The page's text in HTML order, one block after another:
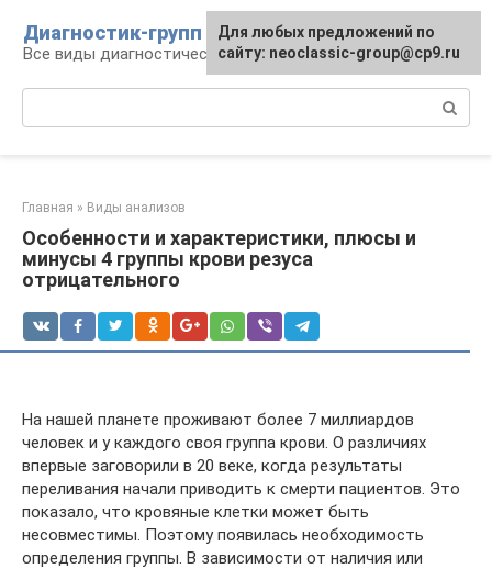
контенту
Диагностик-групп
Все виды диагностических манипуляций
Главная » Виды анализов
Особенности и характеристики, плюсы и
минусы 4 группы крови резуса
отрицательного
На нашей планете проживают более 7 миллиардов
человек и у каждого своя группа крови. О различиях
впервые заговорили в 20 веке, когда результаты
переливания начали приводить к смерти пациентов. Это
показало, что кровяные клетки может быть
несовместимы. Поэтому появилась необходимость
определения группы. В зависимости от наличия или
Для любых предложений по
сайту: neoclassic-group@cp9.ru